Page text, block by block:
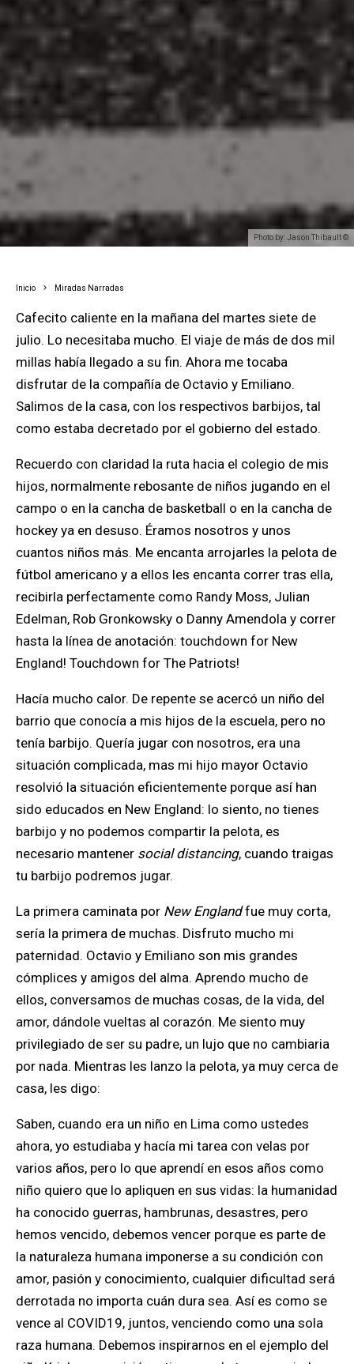
Photo by: Jason Thibault ©
Inicio Miradas Narradas
Cafecito caliente en la mañana del martes siete de
julio. Lo necesitaba mucho. El viaje de más de dos mil
millas había llegado a su fin. Ahora me tocaba
disfrutar de la compañía de Octavio y Emiliano.
Salimos de la casa, con los respectivos barbijos, tal
como estaba decretado por el gobierno del estado.
Recuerdo con claridad la ruta hacia el colegio de mis
hijos, normalmente rebosante de niños jugando en el
campo o en la cancha de basketball o en la cancha de
hockey ya en desuso. Éramos nosotros y unos
cuantos niños más. Me encanta arrojarles la pelota de
fútbol americano y a ellos les encanta correr tras ella,
recibirla perfectamente como Randy Moss, Julian
Edelman, Rob Gronkowsky o Danny Amendola y correr
hasta la línea de anotación: touchdown for New
England! Touchdown for The Patriots!
Hacía mucho calor. De repente se acercó un niño del
barrio que conocía a mis hijos de la escuela, pero no
tenía barbijo. Quería jugar con nosotros, era una
situación complicada, mas mi hijo mayor Octavio
resolvió la situación eficientemente porque así han
sido educados en New England: lo siento, no tienes
barbijo y no podemos compartir la pelota, es
necesario mantener social distancing, cuando traigas
tu barbijo podremos jugar.
La primera caminata por New Englandfue muy corta,
sería la primera de muchas. Disfruto mucho mi
paternidad. Octavio y Emiliano son mis grandes
cómplices y amigos del alma. Aprendo mucho de
ellos, conversamos de muchas cosas, de la vida, del
amor, dándole vueltas al corazón. Me siento muy
privilegiado de ser su padre, un lujo que no cambiaria
por nada. Mientras les lanzo la pelota, ya muy cerca de
casa, les digo:
Saben, cuando era un niño en Lima como ustedes
ahora, yo estudiaba y hacía mi tarea con velas por
varios años, pero lo que aprendí en esos años como
niño quiero que lo apliquen en sus vidas: la humanidad
ha conocido guerras, hambrunas, desastres, pero
hemos vencido, debemos vencer porque es parte de
la naturaleza humana imponerse a su condición con
amor, pasión y conocimiento, cualquier dificultad será
derrotada no importa cuán dura sea. Así es como se
vence al COVID19, juntos, venciendo como una sola
raza humana. Debemos inspirarnos en el ejemplo del